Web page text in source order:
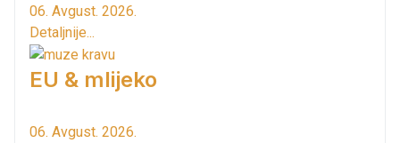
06. Avgust. 2026.
Detaljnije...
EU & mlijeko
06. Avgust. 2026.